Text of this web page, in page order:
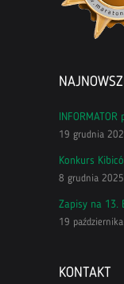
19 grudnia
Konkurs
8 grudnia 2025
Zapisy na 13.
19
KONTAKT